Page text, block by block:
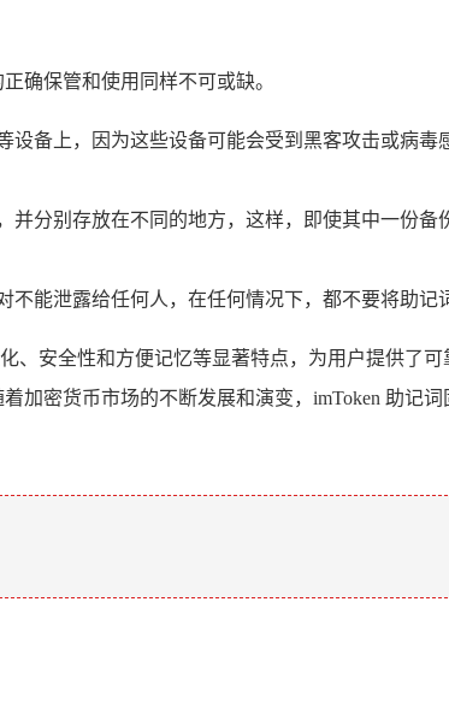
确保管和使用同样不可或缺。
设备上，因为这些设备可能会受到黑客攻击或病
分别存放在不同的地方，这样，即使其中一份
能泄露给任何人，在任何情况下，都不要将助记
、安全性和方便记忆等显著特点，为用户提供了
加密货币市场的不断发展和演变，imToken 助记